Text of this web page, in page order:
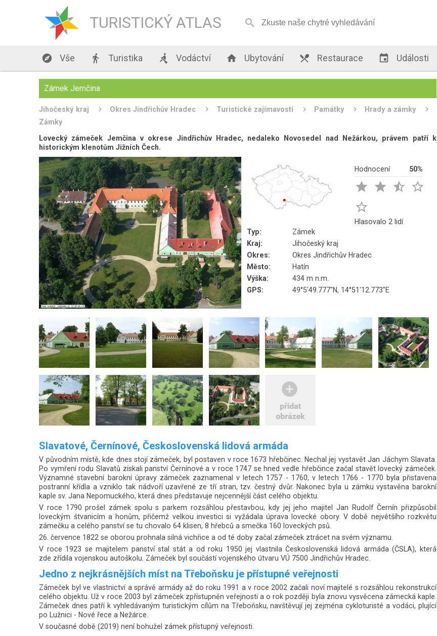
TURISTICKÝ ATLAS 
 Vše  Turistika  Vodáctví  Ubytování  Restaurace  Události
Zámek Jemčina
Jihočeský kraj Okres Jindřichův Hradec Turistické zajímavosti Památky
Hrady a zámky
Zámky
Lovecký zámeček Jemčina v okrese Jindřichův Hradec, nedaleko Novosedel nad Nežárkou, právem patří k
historickým klenotům Jižních Čech.
Hodnocení 50%
   

Hlasovalo 2 lidí
Typ:
Zámek
Kraj:
Jihočeský kraj
Okres:
Okres Jindřichův Hradec
Město:
Hatín
Výška:
434 m n.m.
GPS:
49°5'49.777"N, 14°51'12.773"E
Slavatové, Černínové, Československá lidová armáda
V původním místě, kde dnes stojí zámeček, byl postaven v roce 1673 hřebčinec. Nechal jej vystavět Jan Jáchym Slavata.
Po vymření rodu Slavatů získali panství Černínové a v roce 1747 se hned vedle hřebčince začal stavět lovecký zámeček.
Významné stavební barokní úpravy zámeček zaznamenal v letech 1757 - 1760, v letech 1766 - 1770 byla přistavena
postranní křídla a vzniklo tak nádvoří uzavřené ze tří stran, tzv. čestný dvůr. Nakonec byla u zámku vystavěna barokní
kaple sv. Jana Nepomuckého, která dnes představuje nejcennější část celého objektu.
V roce 1790 prošel zámek spolu s parkem rozsáhlou přestavbou, kdy jej jeho majitel Jan Rudolf Černín přizpůsobil
loveckým štvanicím a honům, přičemž velkou investici si vyžádala úprava lovecké obory. V době největšího rozkvětu
zámečku a celého panství se tu chovalo 64 klisen, 8 hřebců a smečka 160 loveckých psů.
26. července 1822 se oborou prohnala silná vichřice a od té doby začal zámeček ztrácet na svém významu.
V roce 1923 se majitelem panství stal stát a od roku 1950 jej vlastnila Československá lidová armáda (ČSLA), která
zde zřídila vojenskou autoškolu. Zámeček byl součástí vojenského útvaru VÚ 7500 Jindřichův Hradec.
Jedno z nejkrásnějších míst na Třeboňsku je přístupné veřejnosti
Zámeček byl ve vlastnictví a správě armády až do roku 1991 a v roce 2002 začali noví majitelé s rozsáhlou rekonstrukcí
celého objektu. Už v roce 2003 byl zámeček zpřístupněn veřejnosti a o rok později byla znovu vysvěcena zámecká kaple.
Zámeček dnes patří k vyhledávaným turistickým cílům na Třeboňsku, navštěvují jej zejména cykloturisté a vodáci, plující
po Lužnici - Nové řece a Nežárce.
V současné době (2019) není bohužel zámek přístupný veřejnosti.